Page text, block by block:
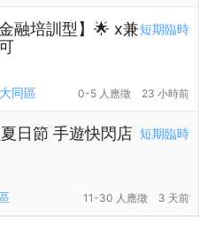
短期臨時
融培訓型】🌟 x兼
大同區 0-5 人應徵 23 小時前
短期臨時
日節 手遊快閃店
11-30 人應徵 3 天前